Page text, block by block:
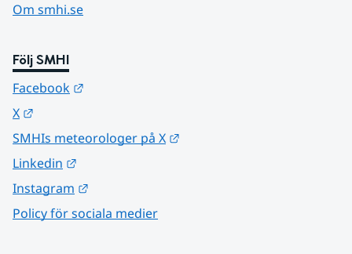
Om smhi.se
Följ SMHI
Facebook
X
SMHIs meteorologer på X
Linkedin
Instagram
Policy för sociala medier